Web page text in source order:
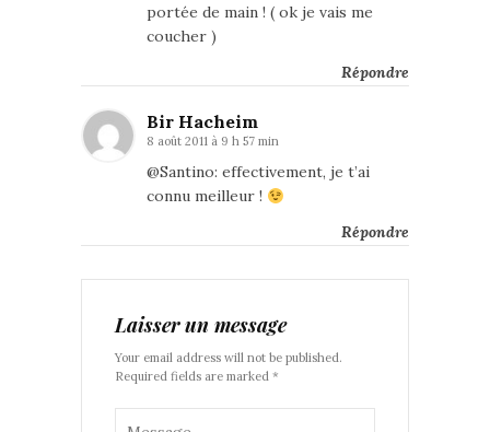
portée de main ! ( ok je vais me
coucher )
Répondre
Bir Hacheim
8 août 2011 à 9 h 57 min
@Santino: effectivement, je t’ai
connu meilleur !
Répondre
Laisser un message
Your email address will not be published.
Required fields are marked *